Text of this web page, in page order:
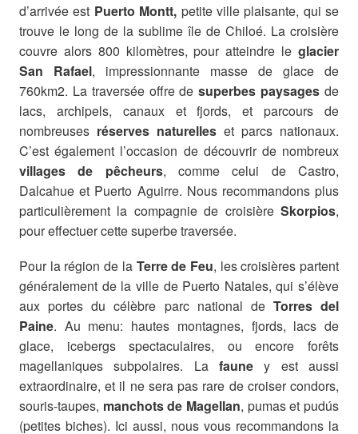
d’arrivée est Puerto Montt, petite ville plaisante, qui se
trouve le long de la sublime île de Chiloé. La croisière
couvre alors 800 kilomètres, pour atteindre le glacier
San Rafael, impressionnante masse de glace de
760km2. La traversée offre desuperbes paysages de
lacs, archipels, canaux et fjords, et parcours de
nombreuses réserves naturelles et parcs nationaux.
C’est également l’occasion de découvrir de nombreux
villages de pêcheurs, comme celui de Castro,
Dalcahue et Puerto Aguirre. Nous recommandons plus
particulièrement la compagnie de croisière Skorpios,
pour effectuer cette superbe traversée.
Pour la région de la Terre de Feu, les croisières partent
généralement de la ville de Puerto Natales, qui s’élève
aux portes du célèbre parc national de Torres del
Paine. Au menu: hautes montagnes, fjords, lacs de
glace, icebergs spectaculaires, ou encore forêts
magellaniques subpolaires. La faune y est aussi
extraordinaire, et il ne sera pas rare de croiser condors,
souris-taupes, manchots de Magellan, pumas et pudús
(petites biches). Ici aussi, nous vous recommandons la